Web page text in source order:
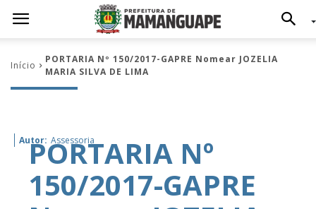
Início
PORTARIA Nº 150/2017-GAPRE Nomear JOZELIA
MARIA SILVA DE LIMA
Autor: Assessoria
PORTARIA Nº
150/2017-GAPRE